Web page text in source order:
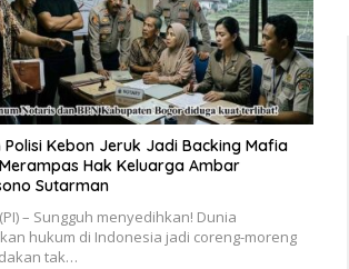
Polisi Kebon Jeruk Jadi Backing Mafia
Hak Keluarga Ambar
Sutarman
– Sungguh menyedihkan! Dunia
hukum di Indonesia jadi coreng-moreng
tak…